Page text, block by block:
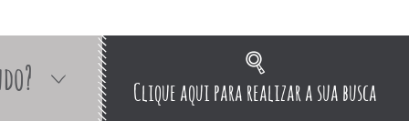
Clique aqui para realizar a sua busca